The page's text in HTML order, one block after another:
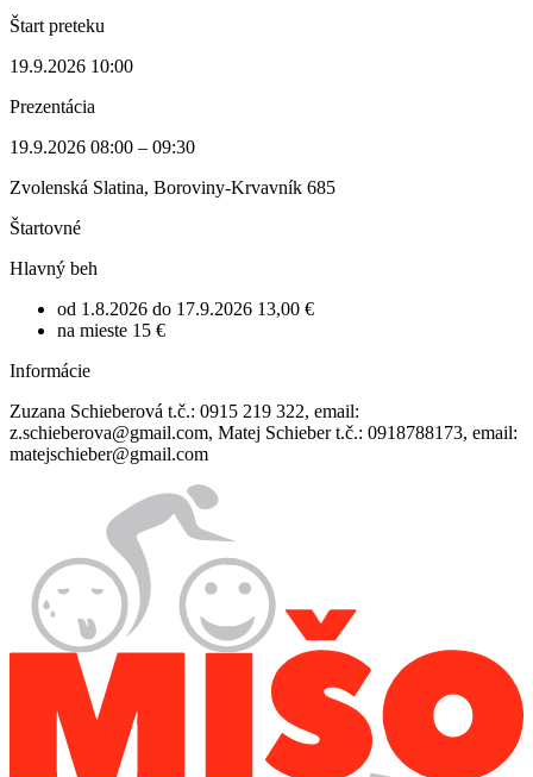
Štart preteku
19.9.2026 10:00
Prezentácia
19.9.2026 08:00 – 09:30
Zvolenská Slatina, Boroviny-Krvavník 685
Štartovné
Hlavný beh
od 1.8.2026 do 17.9.2026 13,00 €
na mieste 15 €
Informácie
Zuzana Schieberová t.č.: 0915 219 322, email:
z.schieberova@gmail.com, Matej Schieber t.č.: 0918788173, email:
matejschieber@gmail.com